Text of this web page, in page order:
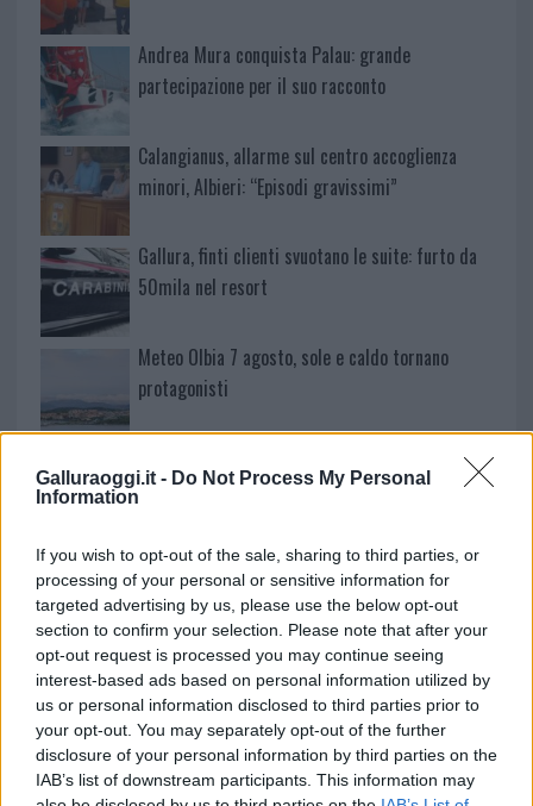
Galluraoggi.it - Do Not Process My Personal
Information
If you wish to opt-out of the sale, sharing to third parties, or
processing of your personal or sensitive information for
targeted advertising by us, please use the below opt-out
section to confirm your selection. Please note that after your
opt-out request is processed you may continue seeing
interest-based ads based on personal information utilized by
us or personal information disclosed to third parties prior to
your opt-out. You may separately opt-out of the further
disclosure of your personal information by third parties on the
IAB’s list of downstream participants. This information may
Andrea Mura conquista Palau: grande
partecipazione per il suo racconto
Calangianus, allarme sul centro accoglienza
minori, Albieri: “Episodi gravissimi”
Gallura, finti clienti svuotano le suite: furto da
50mila nel resort
Meteo Olbia 7 agosto, sole e caldo tornano
protagonisti
Test tunnel Olbia: rampe chiuse ancora fino a
fine agosto
Aggius conquista la classifica delle mete più
amate dell’estate 2026